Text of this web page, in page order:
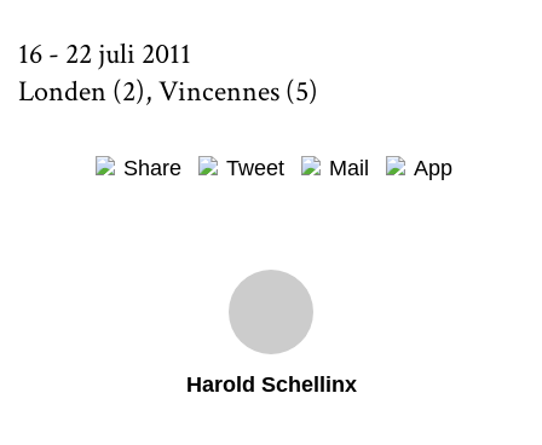
16 - 22 juli 2011
Londen (2), Vincennes (5)
Share Tweet Mail App
Harold Schellinx